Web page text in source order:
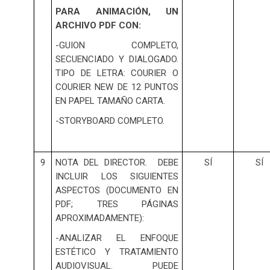
PARA ANIMACIÓN, UN
ARCHIVO PDF CON:
-GUION COMPLETO,
SECUENCIADO Y DIALOGADO.
TIPO DE LETRA: COURIER O
COURIER NEW DE 12 PUNTOS
EN PAPEL TAMAÑO CARTA.
-STORYBOARD COMPLETO.
9
NOTA DEL DIRECTOR. DEBE
INCLUIR LOS SIGUIENTES
ASPECTOS (DOCUMENTO EN
PDF; TRES PÁGINAS
APROXIMADAMENTE):
-ANALIZAR EL ENFOQUE
ESTÉTICO Y TRATAMIENTO
AUDIOVISUAL. PUEDE
SÍ SÍ